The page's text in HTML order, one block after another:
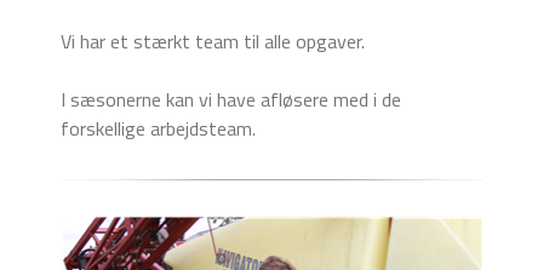
Vi har et stærkt team til alle opgaver.
I sæsonerne kan vi have afløsere med i de
forskellige arbejdsteam.